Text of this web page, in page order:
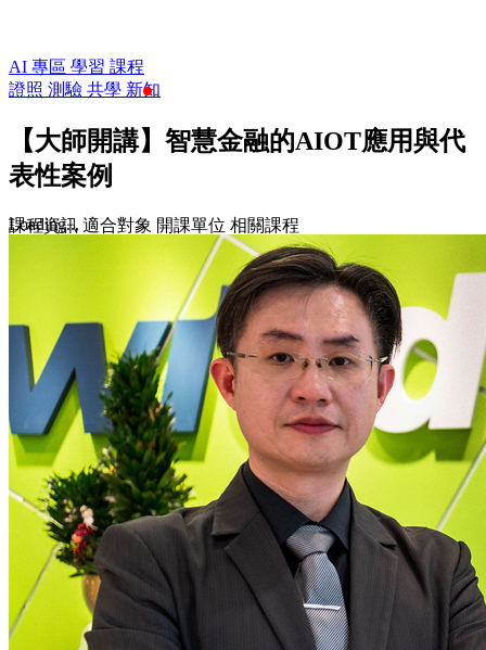
AI 專區 學習 課程
證照 測驗 共學 新知
【大師開講】智慧金融的AIOT應用與代
表性案例
課程資訊 適合對象 開課單位 相關課程
Loading...